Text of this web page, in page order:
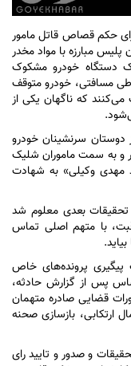
حکم قصاص قاتل مامور
مبارزه با مواد مخدر
دستگاه خودرو مشکوک
مسافتی، خودرو متوقف
که ناگهان یکی از
سرنشینان خودرو
و به سمت ماموران شلیک
مهدی وکیلی» به شهادت
بعدی معلوم شد
با متهم اصلی تماس
پیگیری پرونده‌های خاص
پس از گزارش حادثه،
قضایی صادره متهمان
ارتکابی، بازسازی صحنه
و صدور و تایید رای